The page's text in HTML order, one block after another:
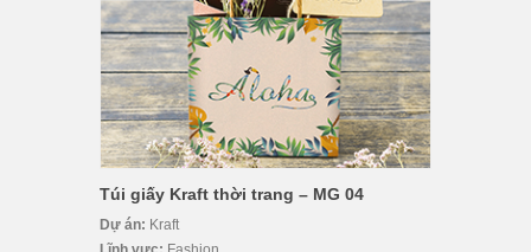
Túi giấy Kraft thời trang – MG 04
Dự án: Kraft